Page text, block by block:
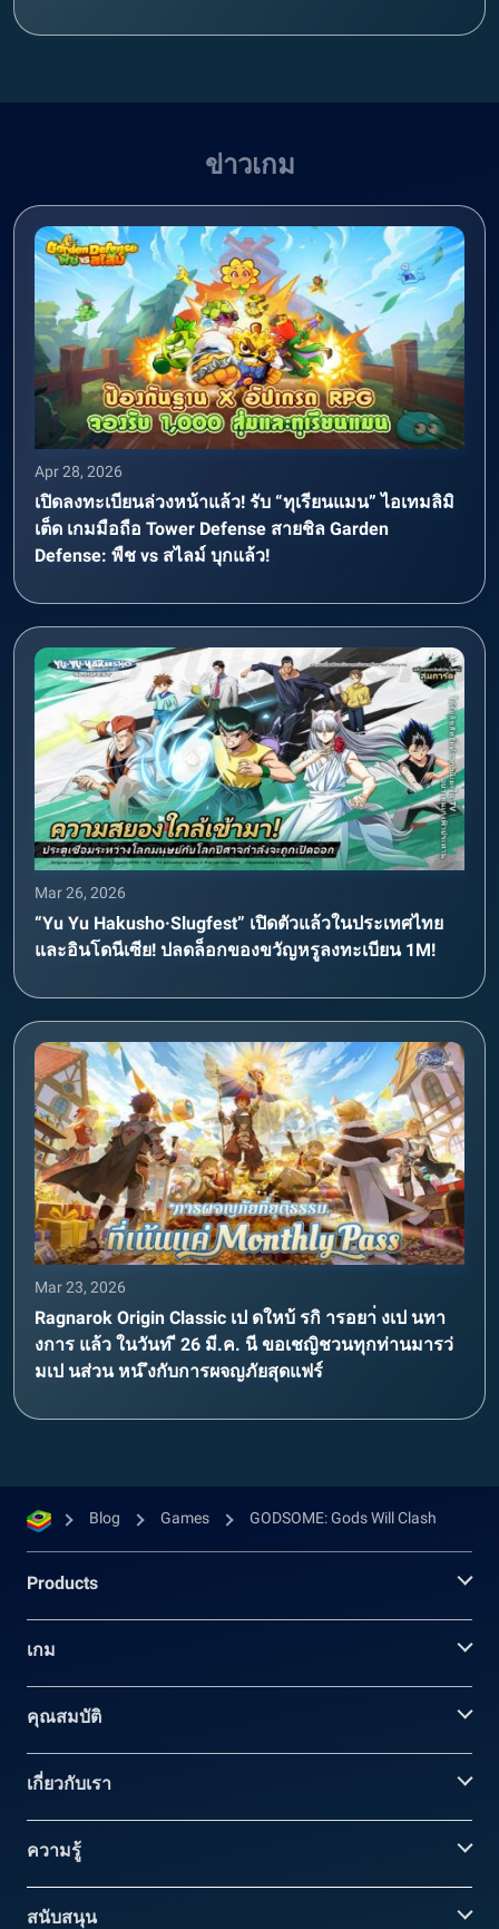
ข่าวเกม
Apr 28, 2026
เปิดลงทะเบียนล่วงหน้าแล้ว! รับ “ทุเรียนแมน” ไอเทมลิมิ
เต็ด เกมมือถือ Tower Defense สายชิล Garden
Defense: พืช vs สไลม์ บุกแล้ว!
Mar 26, 2026
“Yu Yu Hakusho·Slugfest” เปิดตัวแล้วในประเทศไทย
และอินโดนีเซีย! ปลดล็อกของขวัญหรูลงทะเบียน 1M!
Mar 23, 2026
Ragnarok Origin Classic เป ดใหบ้ รกิ ารอยา่ งเป นทา
งการ แล้ว ในวันท ี 26 มี.ค. นี ขอเชญิชวนทุกท่านมารว่
มเป นส่วน หน ึงกับการผจญภัยสุดแฟร์
Blog Games GODSOME: Gods Will Clash
Products
เกม
คุณสมบัติ
เกี่ยวกับเรา
ความรู้
สนับสนุน